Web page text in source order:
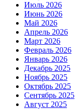
Июль 2026
Июнь 2026
Май 2026
Апрель 2026
Март 2026
Февраль 2026
Январь 2026
Декабрь 2025
Ноябрь 2025
Октябрь 2025
Сентябрь 2025
Август 2025